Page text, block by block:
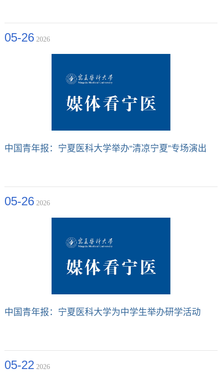
05-26 2026
中国青年报：宁夏医科大学举办“清凉宁夏”专场演出
05-26 2026
中国青年报：宁夏医科大学为中学生举办研学活动
05-22 2026